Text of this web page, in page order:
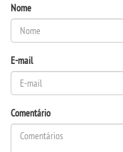
DESTAQUES
REVISTA TRANSVERSAL
UNIESP NEWS
Nome
E-mail
Comentário